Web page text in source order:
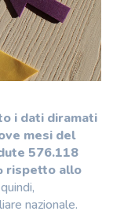
i dati diramati
mesi del
576.118
rispetto allo
nazionale.